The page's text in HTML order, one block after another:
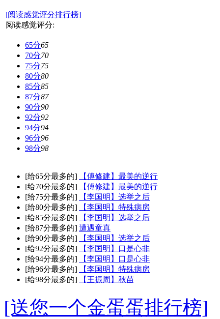
[阅读感觉评分排行榜]
阅读感觉评分:
65分65
70分70
75分75
80分80
85分85
87分87
90分90
92分92
94分94
96分96
98分98
[给65分最多的]
【傅修建】最美的逆行
[给70分最多的]
【傅修建】最美的逆行
[给75分最多的]
【李国明】选举之后
[给80分最多的]
【李国明】特殊病房
[给85分最多的]
【李国明】选举之后
[给87分最多的] 遭遇童真
[给90分最多的]
【李国明】选举之后
[给92分最多的]
【李国明】口是心非
[给94分最多的]
【李国明】口是心非
[给96分最多的]
【李国明】特殊病房
[给98分最多的]
【王振周】秋苗
[送您一个金蛋蛋排行榜]